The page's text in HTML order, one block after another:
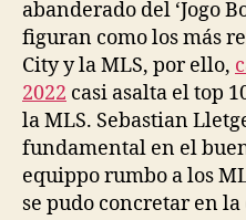
abanderado del ‘Jogo
figuran como los más
City y la MLS, por ello,
2022 casi asalta el top
la MLS. Sebastian
fundamental en el
equippo rumbo a los
se pudo concretar en